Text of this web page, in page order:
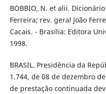
BOBBIO, N. et alii.
Ferreira; rev. geral João
Cacais. - Brasília: Editora
1998.
BRASIL. Presidência da
1.744, de 08 de dezembro
de prestação continuada